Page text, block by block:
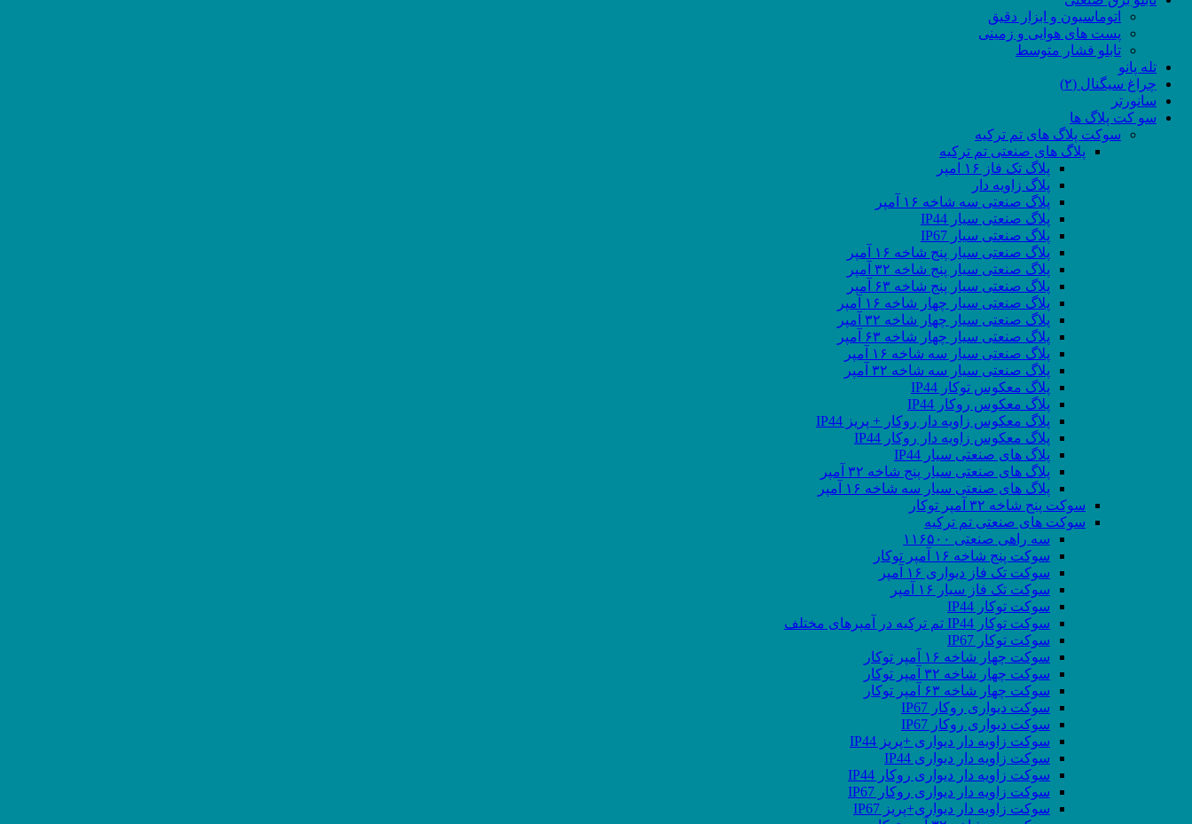
اتوماسیون و ابزار دقیق
پست های هوایی و زمینی
تابلو فشار متوسط
تله پانو
چراغ سیگنال (۲)
سانورتر
سو کت پلاگ ها
سوکت پلاگ های تم ترکیه
پلاگ های صنعتی تم ترکیه
پلاگ تک فاز ۱۶ امپر
پلاگ زاویه دار
پلاگ صنعتی سه شاخه ۱۶ آمپر
پلاگ صنعتی سیار IP44
پلاگ صنعتی سیار IP67
پلاگ صنعتی سیار پنج شاخه ۱۶ آمپر
پلاگ صنعتی سیار پنج شاخه ۳۲ آمپر
پلاگ صنعتی سیار پنج شاخه ۶۳ آمپر
پلاگ صنعتی سیار چهار شاخه ۱۶ آمپر
پلاگ صنعتی سیار چهار شاخه ۳۲ آمپر
پلاگ صنعتی سیار چهار شاخه ۶۳ آمپر
پلاگ صنعتی سیار سه شاخه ۱۶ آمپر
پلاگ صنعتی سیار سه شاخه ۳۲ آمپر
پلاگ معکوس توکار IP44
پلاگ معکوس روکار IP44
پلاگ معکوس زاویه دار روکار + پریز IP44
پلاگ معکوس زاویه دار روکار IP44
پلاگ های صنعتی سیار IP44
پلاگ های صنعتی سیار پنج شاخه ۳۲ آمپر
پلاگ های صنعتی سیار سه شاخه ۱۶ آمپر
سوکت پنج شاخه ۳۲ آمپر توکار
سوکت های صنعتی تم ترکیه
سه راهی صنعتی ۱۱۶۵۰۰
سوکت پنج شاخه ۱۶ آمپر توکار
سوکت تک فاز دیواری ۱۶ آمپر
سوکت تک فاز سیار ۱۶ آمپر
سوکت توکار IP44
سوکت توکار IP44 تم ترکیه در آمپرهای مختلف
سوکت توکار IP67
سوکت چهار شاخه ۱۶ آمپر توکار
سوکت چهار شاخه ۳۲ آمپر توکار
سوکت چهار شاخه ۶۳ آمپر توکار
سوکت دیواری روکار IP67
سوکت دیواری روکار IP67
سوکت زاویه دار دیواری +پریز IP44
سوکت زاویه دار دیواری IP44
سوکت زاویه دار دیواری روکار IP44
سوکت زاویه دار دیواری روکار IP67
سوکت زاویه دار دیواری+پریز IP67